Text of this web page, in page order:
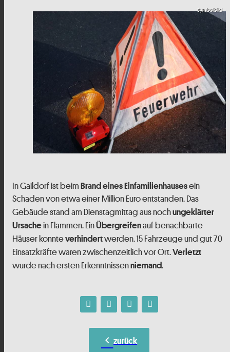
Symbolbild
In Gaildorf ist beim Brand eines Einfamilienhausesein
Schaden von etwa einer Million Euro entstanden. Das
Gebäude stand am Dienstagmittag aus nochungeklärter
Ursachein Flammen. EinÜbergreifenauf benachbarte
Häuser konnteverhindertwerden. 15 Fahrzeuge und gut 70
Einsatzkräfte waren zwischenzeitlich vor Ort.Verletzt
wurde nach ersten Erkenntnissenniemand.
chevron_left zurück